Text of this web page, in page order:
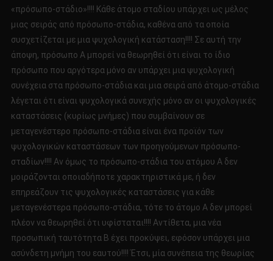
«πρόσωπο-στάδιο»!!!! Κάθε άτομο σταδίου υπάρχει ως μέλος
μιας σειράς από πρόσωπο-στάδια, καθένα από τα οποία
συσχετίζεται με μια ψυχολογική κατάσταση!!!! Σε αυτή την
άποψη, πρόσωπο Α μπορεί να θεωρηθεί ότι είναι το ίδιο
πρόσωπο που αργότερα μόνο αν υπάρχει μια ψυχολογική
συνέχεια στα πρόσωπο-στάδια και μια σειρά από άτομο-στάδια
λέγεται ότι είναι ψυχολογικά συνεχής μόνο αν οι ψυχολογικές
καταστάσεις (κυρίως μνήμες) που συμβαίνουν σε
μεταγενέστερο πρόσωπο-στάδια είναι ένα προϊόν των
ψυχολογικών καταστάσεων των προηγούμενων πρόσωπο-
σταδίων!!!! Αν όμως το πρόσωπο-στάδια του ατόμου Α δεν
μοιράζονται οποιαδήποτε χαρακτηριστικά με, ή δεν
επηρεάζουν τις ψυχολογικές καταστάσεις για κάθε
μεταγενέστερα πρόσωπο-στάδια, τότε το άτομο Α δεν μπορεί
πλέον να θεωρηθεί ότι υφίσταται!!!! Αντίθετα, μια νέα
προσωπική ταυτότητα Β έχει προκύψει, εφόσον υπάρχει μια
ασύνδετη μνήμη του εαυτού!!!! Έτσι, μία συνέπεια της θεωρίας